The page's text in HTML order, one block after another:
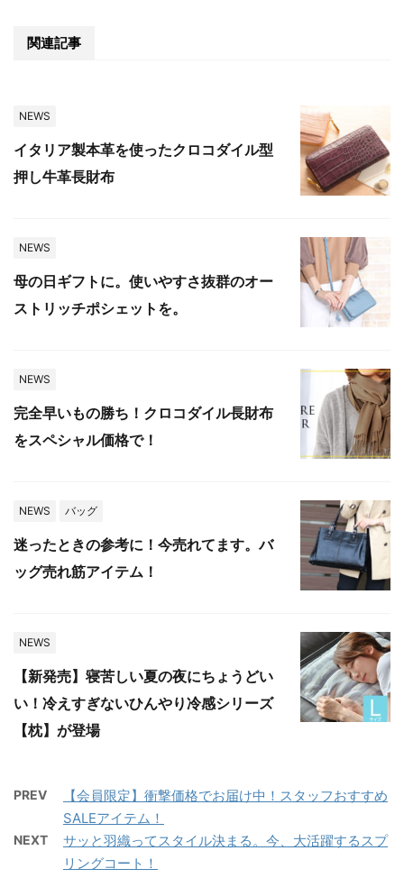
関連記事
NEWS
イタリア製本革を使ったクロコダイル型
押し牛革長財布
NEWS
母の日ギフトに。使いやすさ抜群のオー
ストリッチポシェットを。
NEWS
完全早いもの勝ち！クロコダイル長財布
をスペシャル価格で！
NEWS バッグ
迷ったときの参考に！今売れてます。バ
ッグ売れ筋アイテム！
NEWS
【新発売】寝苦しい夏の夜にちょうどい
い！冷えすぎないひんやり冷感シリーズ
【枕】が登場
PREV
【会員限定】衝撃価格でお届け中！スタッフおすすめ
SALEアイテム！
NEXT
サッと羽織ってスタイル決まる。今、大活躍するスプ
リングコート！